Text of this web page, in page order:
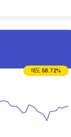
매도 58.72%